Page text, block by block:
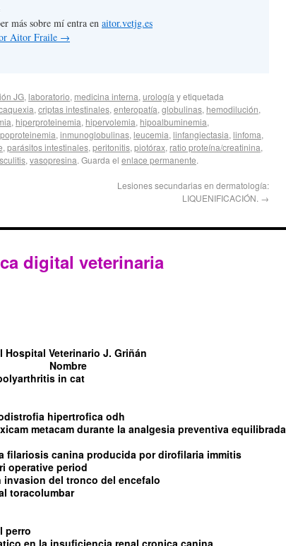
más sobre mí entra en aitor.vetjg.es
Aitor Fraile →
JG, laboratorio, medicina interna, urología y etiquetada
, criptas intestinales, enteropatía, globulinas, hemodilución,
, hiperproteinemia, hipervolemia, hipoalbuminemia,
, inmunoglobulinas, leucemia, linfangiectasia, linfoma,
, parásitos intestinales, peritonitis, piotórax, ratio proteína/creatinina,
, vasopresina. Guarda el enlace permanente.
Lesiones secundarias en dermatología:
LIQUENIFICACIÓN. →
digital veterinaria
Hospital Veterinario J. Griñán
Nombre
in cat
hipertrofica odh
metacam durante la analgesia preventiva equilibrada
filariosis canina producida por dirofilaria immitis
operative period
del tronco del encefalo
toracolumbar
perro
en la insuficiencia renal cronica canina